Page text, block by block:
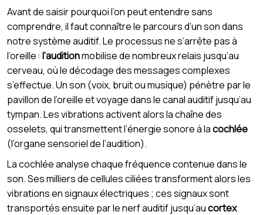
Avant de saisir pourquoi l’on peut entendre sans
comprendre, il faut connaître le parcours d’un son dans
notre système auditif. Le processus ne s’arrête pas à
l’oreille : l’auditionmobilise de nombreux relais jusqu’au
cerveau, où le décodage des messages complexes
s’effectue. Un son (voix, bruit ou musique) pénètre par le
pavillon de l’oreille et voyage dans le canal auditif jusqu’au
tympan. Les vibrations activent alors la chaîne des
osselets, qui transmettent l’énergie sonore à lacochlée
(l’organe sensoriel de l’audition).
La cochlée analyse chaque fréquence contenue dans le
son. Ses milliers de cellules ciliées transforment alors les
vibrations en signaux électriques ; ces signaux sont
transportés ensuite par le nerf auditif jusqu’aucortex